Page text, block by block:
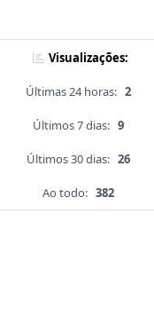
Visualizações:
Últimas 24 horas: 2
Últimos 7 dias: 9
Últimos 30 dias: 26
Ao todo: 382